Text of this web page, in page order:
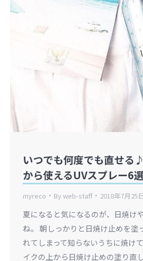
いつでも何度でも直せる
から使えるUVスプレー6
myreco Byweb-staff 2018年7月25日
夏になると気になるのが、日焼け
ね。 朝しっかりと日焼け止めを塗
れてしまって知らないうちに焼け
イクの上から日焼け止めの塗り直